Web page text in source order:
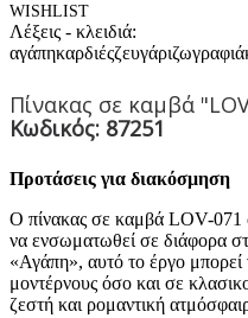
WISHLIST
Λέξεις - κλειδιά:
αγάπηκαρδιέςζευγάριζωγραφιά
Πίνακας σε καμβά
Κωδικός: 87251
Προτάσεις για διακόσμηση
Ο πίνακας σε καμβά LOV-071
να ενσωματωθεί σε διάφορα
«Αγάπη», αυτό το έργο
μοντέρνους όσο και σε
ζεστή και ρομαντική